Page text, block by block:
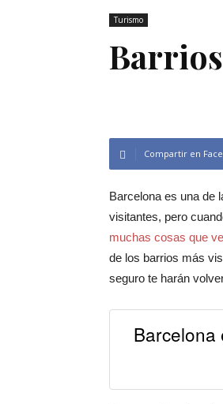
Turismo
Compartir en
Barcelona es una de
visitantes, pero
muchas cosas que
de los barrios más
seguro te harán
Barcelona